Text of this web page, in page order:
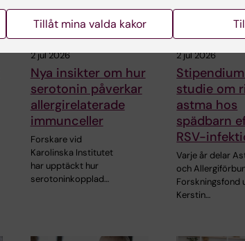
2 jul 2026
Nya insikter om hur
serotonin påverkar
allergirelaterade
immunceller
Forskare vid
Karolinska Institutet
har upptäckt hur
serotoninkopplad…
2 jul 2026
studie om
astma hos
spädbarn
RSV-
Varje år delar
och
Forskningsfond
Kerstin…
Tillåt mina valda kakor